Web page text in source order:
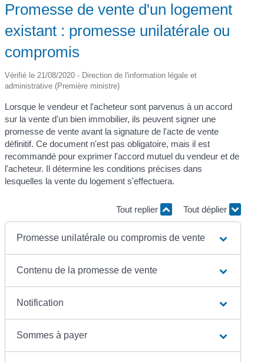
Promesse de vente d'un logement
existant : promesse unilatérale ou
compromis
Vérifié le 21/08/2020 - Direction de l'information légale et
administrative (Première ministre)
Lorsque le vendeur et l'acheteur sont parvenus à un accord
sur la vente d'un bien immobilier, ils peuvent signer une
promesse de vente avant la signature de l'acte de vente
définitif. Ce document n'est pas obligatoire, mais il est
recommandé pour exprimer l'accord mutuel du vendeur et de
l'acheteur. Il détermine les conditions précises dans
lesquelles la vente du logement s'effectuera.
Tout replier Tout déplier
Promesse unilatérale ou compromis de vente
Contenu de la promesse de vente
Notification
Sommes à payer